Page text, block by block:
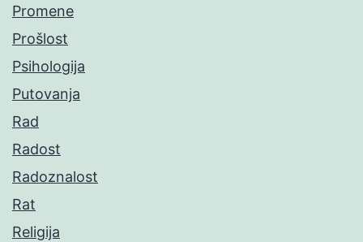
Promene
Prošlost
Psihologija
Putovanja
Rad
Radost
Radoznalost
Rat
Religija